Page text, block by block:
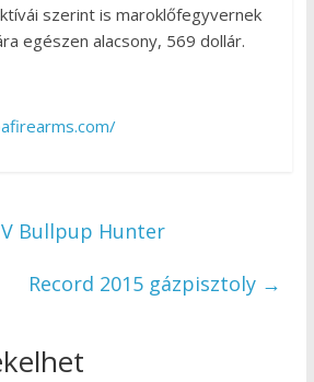
szerint is maroklőfegyvernek
egészen alacsony, 569 dollár.
Bullpup Hunter
Record 2015 gázpisztoly →